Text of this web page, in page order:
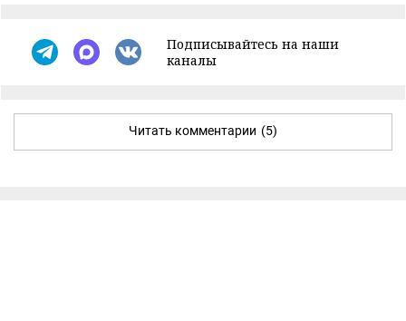
Подписывайтесь на наши
каналы
Читать комментарии (5)